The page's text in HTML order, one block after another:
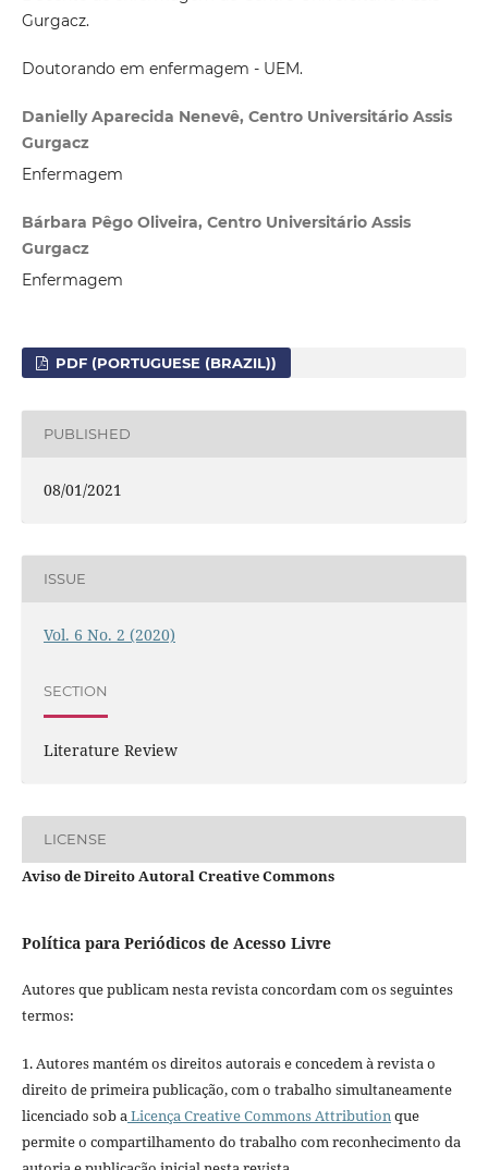
Gurgacz.
Doutorando em enfermagem - UEM.
Danielly Aparecida Nenevê, Centro Universitário Assis
Gurgacz
Enfermagem
Bárbara Pêgo Oliveira, Centro Universitário Assis
Gurgacz
Enfermagem
PDF (PORTUGUESE (BRAZIL))
PUBLISHED
08/01/2021
ISSUE
Vol. 6 No. 2 (2020)
SECTION
Literature Review
LICENSE
Aviso de Direito Autoral Creative Commons
Política para Periódicos de Acesso Livre
Autores que publicam nesta revista concordam com os seguintes
termos:
1. Autores mantém os direitos autorais e concedem à revista o
direito de primeira publicação, com o trabalho simultaneamente
licenciado sob aLicença Creative Commons Attributionque
permite o compartilhamento do trabalho com reconhecimento da